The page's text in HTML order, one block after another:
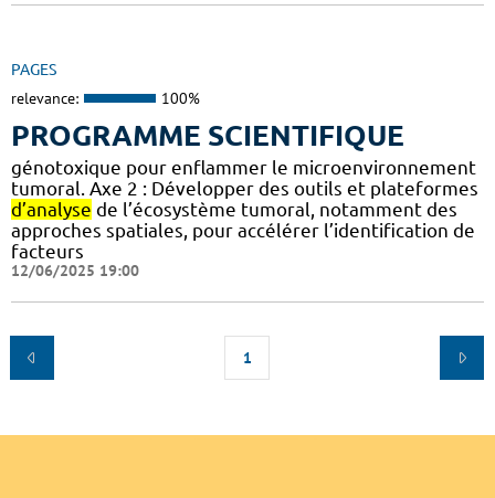
PAGES
relevance: 100%
PROGRAMME SCIENTIFIQUE
génotoxique pour enflammer le microenvironnement
tumoral. Axe 2 : Développer des outils et plateformes
d’analyse de l’écosystème tumoral, notamment des
approches spatiales, pour accélérer l’identification de
facteurs
12/06/2025 19:00
1